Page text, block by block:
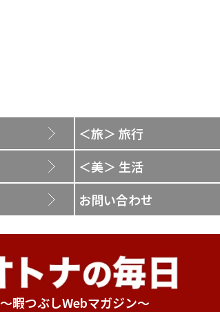
＜旅＞ 旅行
＜美＞ 生活
お問い合わせ
～暇つぶしWebマガジン～